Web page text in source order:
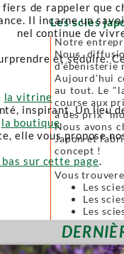
Les scies
Notre
Nous
d'ébénisterie
Aujourd'hui
au tout. Le
course aux
à des prix
Nous avons
Japon et
concept !
Vous
Les
Les
Les
forgées
Toutes ces
fiers de rappeler que
Il incarne un
continue de
et séduire.
la vitrine
inspirant. Un lieu
la boutique
elle vous propose
bas sur cette page.